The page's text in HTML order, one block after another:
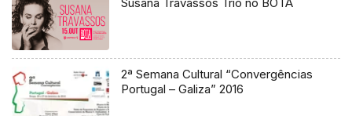
2ª Semana Cultural “Convergências
Portugal – Galiza” 2016